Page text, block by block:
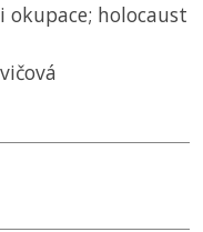
okupace; holocaust